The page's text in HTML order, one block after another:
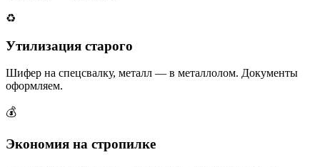
♻️
Утилизация старого
Шифер на спецсвалку, металл — в металлолом. Документы
оформляем.
💰
Экономия на стропилке